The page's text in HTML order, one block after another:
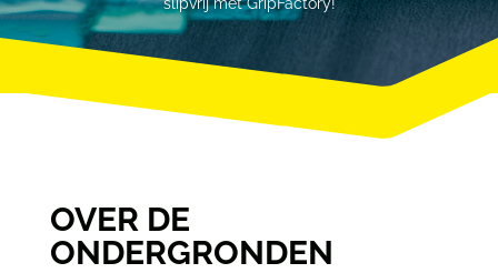
OVER DE
ONDERGRONDEN